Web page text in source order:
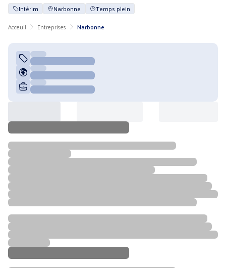
Intérim Narbonne
Temps plein
Acceuil
Entreprises Narbonne